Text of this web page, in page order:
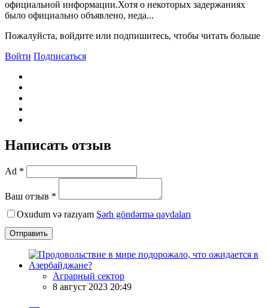
официальной информации.Хотя о некоторых задержаниях
было официально объявлено, неда...
Пожалуйста, войдите или подпишитесь, чтобы читать больше
Войти Подписаться
Написать отзыв
Ad *
Ваш отзыв *
Oxudum və razıyam Şərh göndərmə qaydaları
Отправить
Аграрный сектор
8 август 2023 20:49